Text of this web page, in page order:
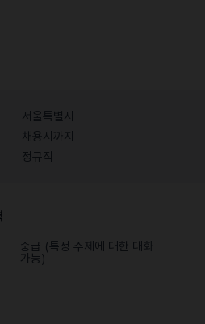
서울특별시
채용시까지
정규직
중급 (특정 주제에 대한 대화
가능)